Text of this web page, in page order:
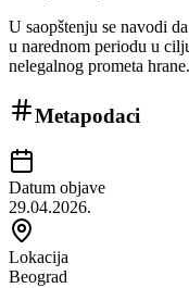
U saopštenju se navodi
u narednom periodu u
nelegalnog prometa hrane.
Metapodaci
Datum objave
29.04.2026.
Lokacija
Beograd